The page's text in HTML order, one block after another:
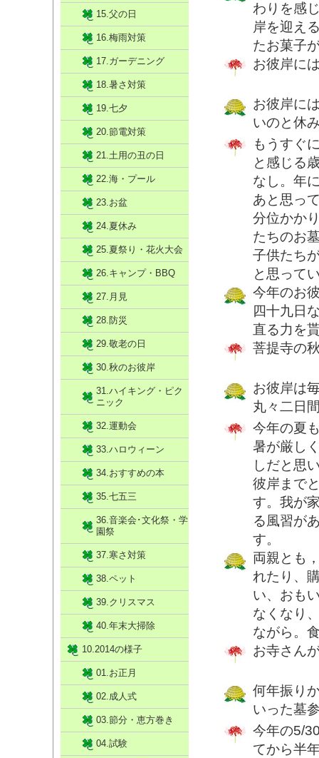
わりを感
岸を迎え
たお菓子
お彼岸に
お彼岸に
いのと休
もうすぐ
と感じる
なし。年
あと思っ
分位かか
たちのお
子供たち
と思って
今年のお
四十九日
直る力を
菩提寺の
お彼岸は
丸々二日
今年の夏
暑が厳し
しだと思
彼岸まで
す。我が
る風習が
す。
両親とも
れたり、
い、おも
なくなり
ながら。
お寺さん
何年振り
いった墓
今年の5/
てから半
15.父の日
16.梅雨対策
17.ガーデニング
18.暑さ対策
19.七夕
20.節電対策
21.土用の丑の日
22.海・プール
23.お盆
24.夏休み
25.夏祭り・花火大会
26.キャンプ・BBQ
27.月見
28.防災
29.敬老の日
30.秋のお彼岸
31.ハイキング・ピク
ニック
32.運動会
33.ハロウィーン
34.おすすめの本
35.七五三
36.音楽会･文化祭・学
園祭
37.寒さ対策
38.ペット
39.クリスマス
40.年末大掃除
10.2014の様子
01.お正月
02.成人式
03.節分・恵方巻き
04.試験